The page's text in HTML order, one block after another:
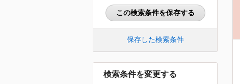
この検索条件を保存する
保存した検索条件
検索条件を変更する